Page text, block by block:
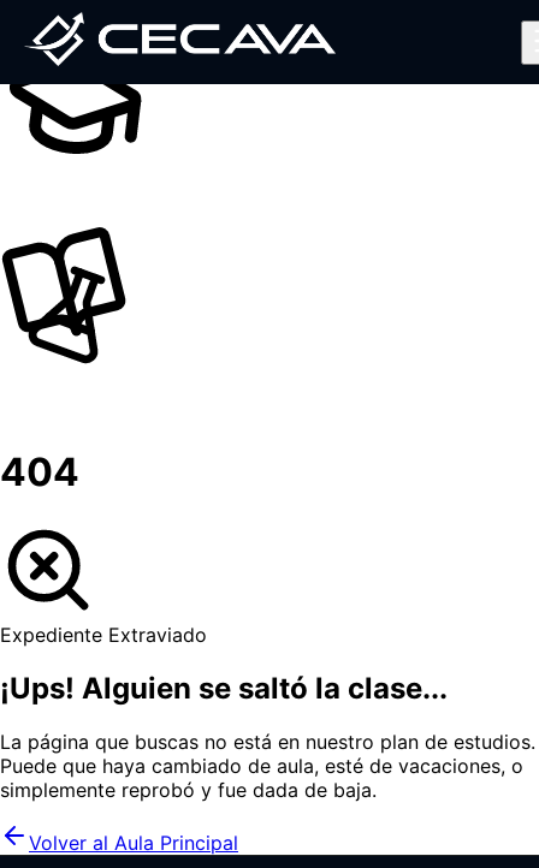
Nosotros
Valida tu CertificadoIngresar al Aula Virtual
404
Expediente Extraviado
¡Ups! Alguien se saltó la clase...
La página que buscas no está en nuestro plan de estudios.
Puede que haya cambiado de aula, esté de vacaciones, o
simplemente reprobó y fue dada de baja.
Volver al Aula Principal